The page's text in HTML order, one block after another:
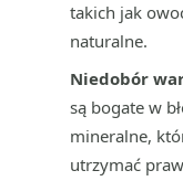
takich jak
naturalne.
Niedobór
są bogate w
mineralne,
utrzymać